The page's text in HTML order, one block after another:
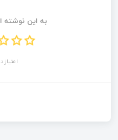
به این نوشته
امتیاز